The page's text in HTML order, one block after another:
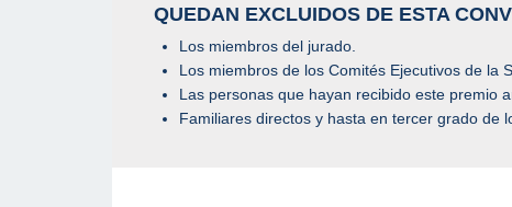
QUEDAN EXCLUIDOS DE ESTA
Los miembros del jurado.
Los miembros de los Comités Ejecutivos de la
Las personas que hayan recibido este premio
Familiares directos y hasta en tercer grado de